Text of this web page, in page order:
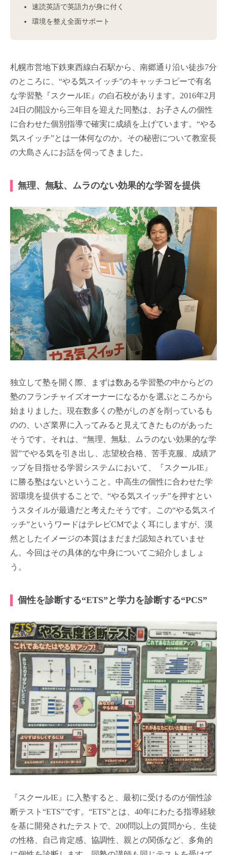
速読英語で英語力が身に付く
環境を整え全面サポート
札幌市営地下鉄東西線白石駅から、南郷通り沿い徒歩7分
のところに、“やる気スイッチ”のキャッチコピーで有名
な学習塾『スクールIE』の白石校があります。2016年2月
24日の開設から三年目を迎えた同塾は、お子さんの個性
に合わせた個別指導で確実に成績を上げています。“やる
気スイッチ”とは一体何なのか。その秘密について教室長
の大島さんにお話を伺ってきました。
無理、無駄、ムラのない効果的な学習を提供
独立して塾を開く際、まずは数ある学習塾の中からどの
塾のフランチャイズオーナーになるかを選ぶところから
始まりました。現在数多くの塾がしのぎを削っているも
のの、いざ業界に入ってみると見えてきたものがあった
そうです。それは、“無理、無駄、ムラのない効果的な学
習”でやる気を引き出し、志望校合格、苦手克服、成績ア
ップを目指せる学習システムにおいて、『スクールIE』
に勝る塾はないということ。中高生の個性に合わせた学
習環境を提供することで、“やる気スイッチ”を押すとい
うスタイルが最適だと考えたそうです。この“やる気スイ
ッチ”というワードはテレビCMでよく耳にしますが、漠
然としたイメージの本質はまだまだ認知されていませ
ん。今回はその具体的な中身についてご紹介しましょ
う。
個性を診断する“ETS”と学力を診断する“PCS”
『スクールIE』に入塾すると、最初に受けるのが個性診
断テスト“ETS”です。“ETS”とは、40年にわたる指導経験
を基に開発されたテストで、200問以上の質問から、生徒
の性格、自己肯定感、協調性、親との関係など、多角的